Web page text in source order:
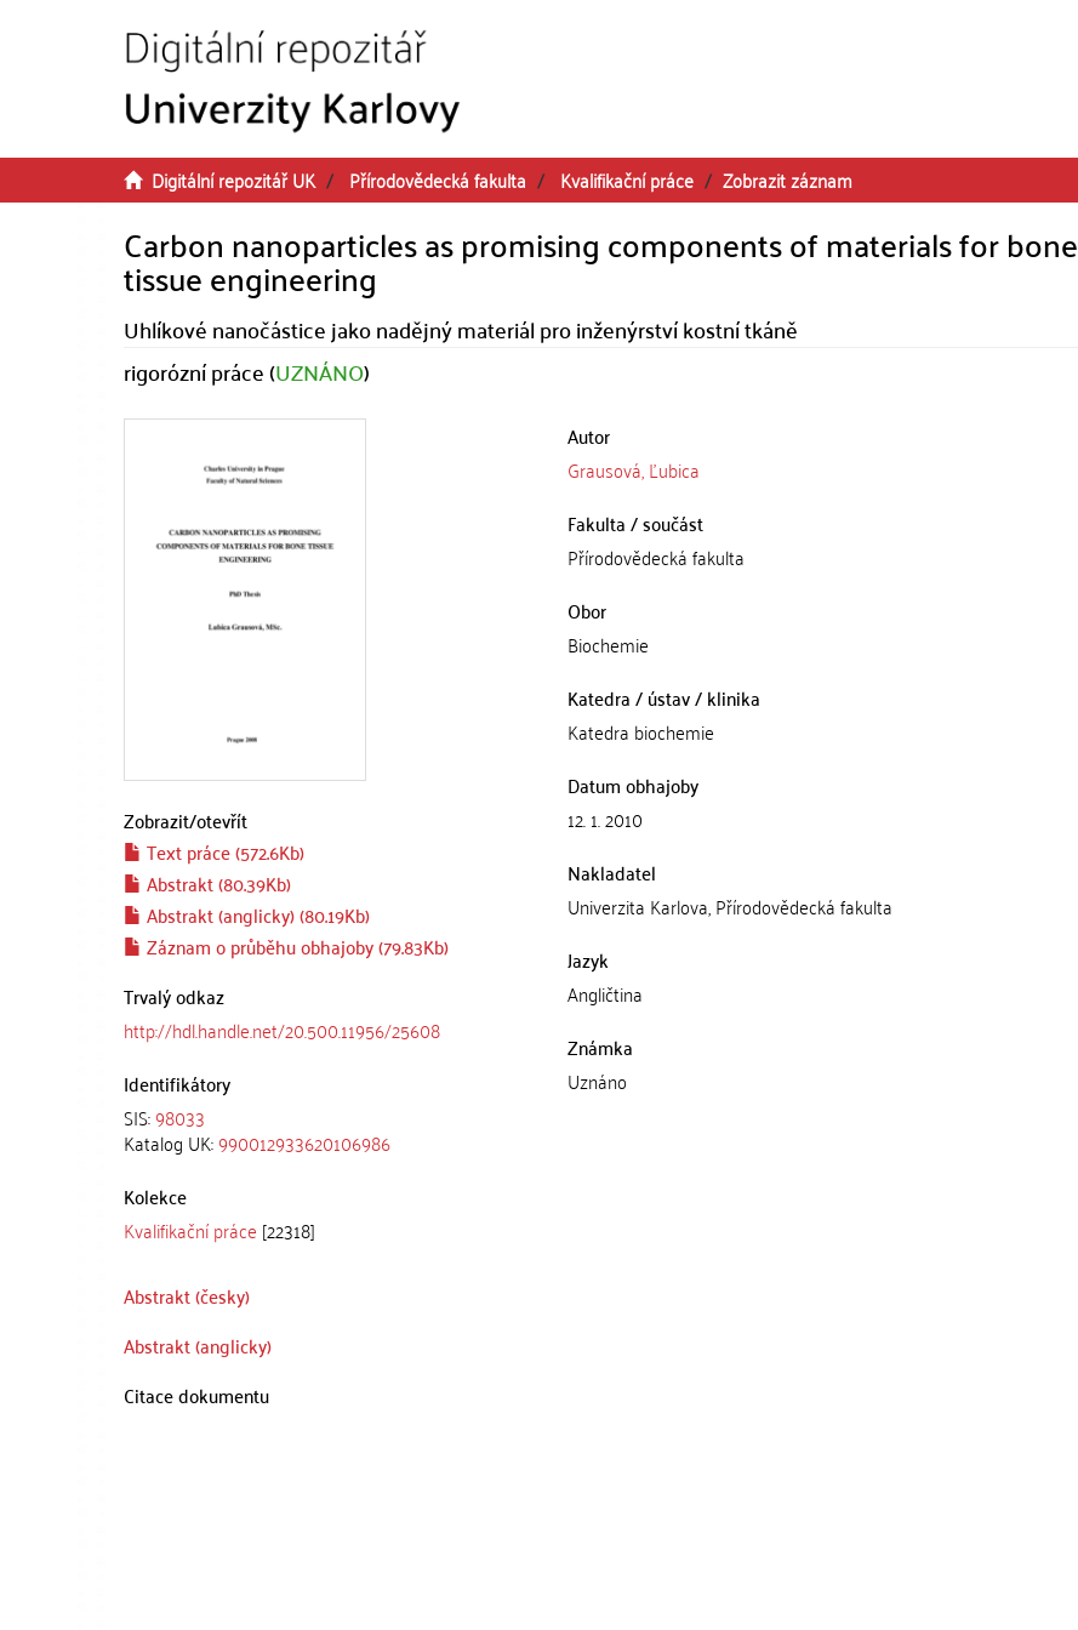
Digitální repozitář UK Přírodovědecká fakulta Kvalifikační práce Zobrazit záznam
Carbon nanoparticles as promising components of materials for bone
tissue engineering
Uhlíkové nanočástice jako nadějný materiál pro inženýrství kostní tkáně
rigorózní práce (UZNÁNO)
Zobrazit/otevřít
Text práce (572.6Kb)
Abstrakt (80.39Kb)
Abstrakt (anglicky) (80.19Kb)
Záznam o průběhu obhajoby (79.83Kb)
Trvalý odkaz
http://hdl.handle.net/20.500.11956/25608
Identifikátory
SIS:98033
Katalog UK:990012933620106986
Kolekce
Kvalifikační práce [22318]
Autor
Grausová, Ľubica
Fakulta / součást
Přírodovědecká fakulta
Obor
Biochemie
Katedra / ústav / klinika
Katedra biochemie
Datum obhajoby
12. 1. 2010
Nakladatel
Univerzita Karlova, Přírodovědecká fakulta
Jazyk
Angličtina
Známka
Uznáno
Abstrakt (česky)
Abstrakt (anglicky)
Citace dokumentu